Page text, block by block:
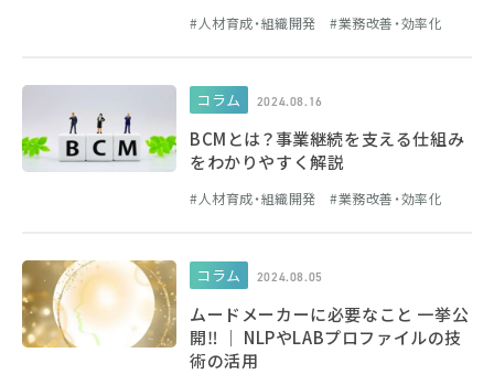
人材育成・組織開発 業務改善・効率化
コラム 2024.08.16
BCMとは？事業継続を支える仕組み
をわかりやすく解説
人材育成・組織開発 業務改善・効率化
コラム 2024.08.05
ムードメーカーに必要なこと 一挙公
開‼ │ NLPやLABプロファイルの技
術の活用